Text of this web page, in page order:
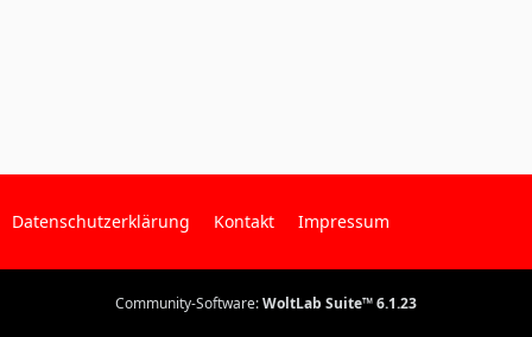
Datenschutzerklärung Kontakt Impressum
Community-Software:WoltLab Suite™ 6.1.23